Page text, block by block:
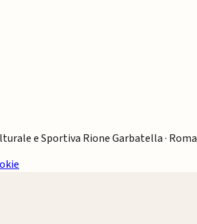
e Sportiva Rione Garbatella · Roma